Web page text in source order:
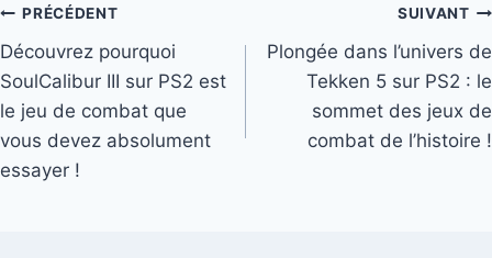
Navigation
de
l’article
PRÉCÉDENT
Découvrez pourquoi
SoulCalibur III sur PS2 est
le jeu de combat que
vous devez absolument
essayer !
SUIVANT
Plongée dans l’univers de
Tekken 5 sur PS2 : le
sommet des jeux de
combat de l’histoire !